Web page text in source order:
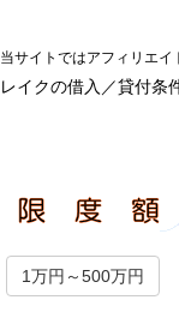
当サイトではアフィリエイ
レイクの借入／貸付条
1万円～500万円